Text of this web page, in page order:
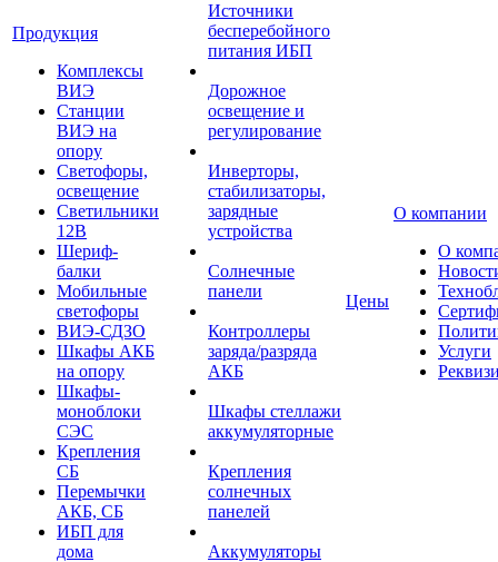
Продукция
Комплексы
ВИЭ
Станции
ВИЭ на
опору
Светофоры,
освещение
Светильники
12В
Шериф-
балки
Мобильные
светофоры
ВИЭ-СДЗО
Шкафы АКБ
на опору
Шкафы-
моноблоки
СЭС
Крепления
СБ
Перемычки
АКБ, СБ
ИБП для
дома
Источники
бесперебойного
питания ИБП
Дорожное
освещение и
регулирование
Инверторы,
стабилизаторы,
зарядные
устройства
Солнечные
панели
Контроллеры
заряда/разряда
АКБ
Шкафы стеллажи
аккумуляторные
Крепления
солнечных
панелей
Аккумуляторы
Цены
О компании
О
Услуги